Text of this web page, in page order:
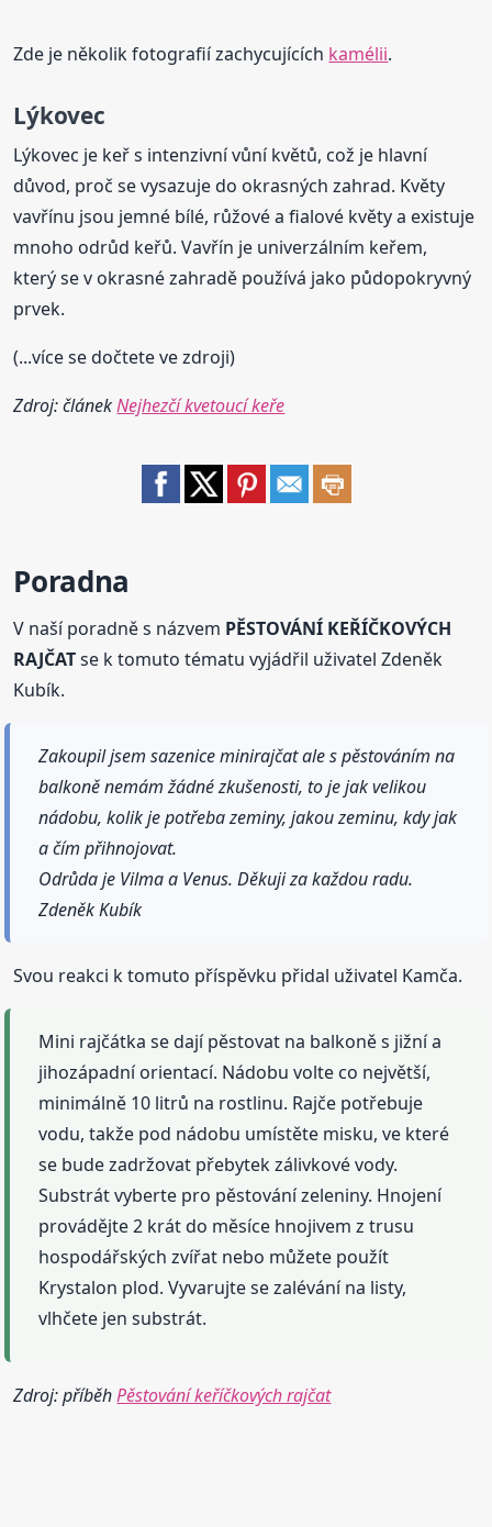
Zde je několik fotografií zachycujících kamélii.
Lýkovec
Lýkovec je keř s intenzivní vůní květů, což je hlavní
důvod, proč se vysazuje do okrasných zahrad. Květy
vavřínu jsou jemné bílé, růžové a fialové květy a existuje
mnoho odrůd keřů. Vavřín je univerzálním keřem,
který se v okrasné zahradě používá jako půdopokryvný
prvek.
(...více se dočtete ve zdroji)
Zdroj: článekNejhezčí kvetoucí keře
Poradna
V naší poradně s názvem PĚSTOVÁNÍ KEŘÍČKOVÝCH
RAJČATse k tomuto tématu vyjádřil uživatel Zdeněk
Kubík.
Zakoupil jsem sazenice minirajčat ale s pěstováním na
balkoně nemám žádné zkušenosti, to je jak velikou
nádobu, kolik je potřeba zeminy, jakou zeminu, kdy jak
a čím přihnojovat.
Odrůda je Vilma a Venus. Děkuji za každou radu.
Zdeněk Kubík
Svou reakci k tomuto příspěvku přidal uživatel Kamča.
Mini rajčátka se dají pěstovat na balkoně s jižní a
jihozápadní orientací. Nádobu volte co největší,
minimálně 10 litrů na rostlinu. Rajče potřebuje
vodu, takže pod nádobu umístěte misku, ve které
se bude zadržovat přebytek zálivkové vody.
Substrát vyberte pro pěstování zeleniny. Hnojení
provádějte 2 krát do měsíce hnojivem z trusu
hospodářských zvířat nebo můžete použít
Krystalon plod. Vyvarujte se zalévání na listy,
vlhčete jen substrát.
Zdroj: příběhPěstování keříčkových rajčat